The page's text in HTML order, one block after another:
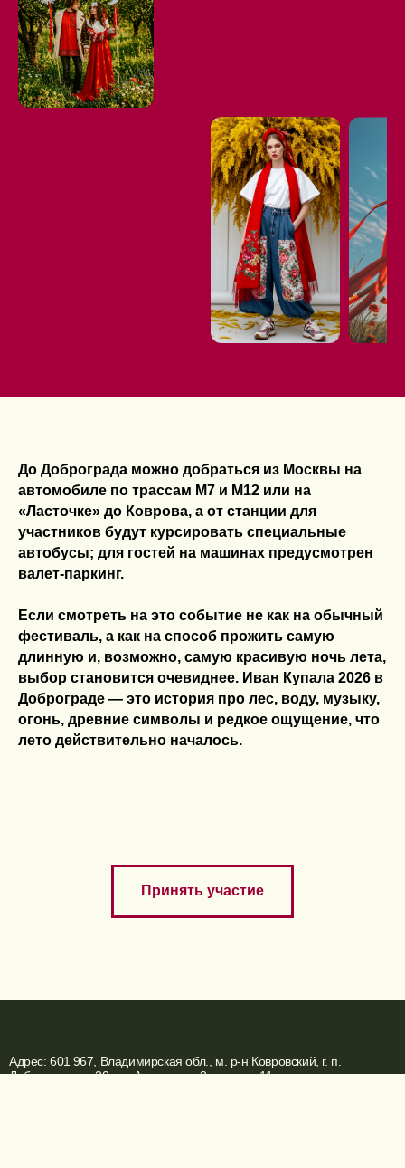
До Доброграда можно добраться из Москвы на
автомобиле по трассам М7 и М12 или на
«Ласточке» до Коврова, а от станции для
участников будут курсировать специальные
автобусы; для гостей на машинах предусмотрен
выбор становится очевиднее. Иван Купала 2026 в
Доброграде — это история про лес, воду, музыку,
Принять участие